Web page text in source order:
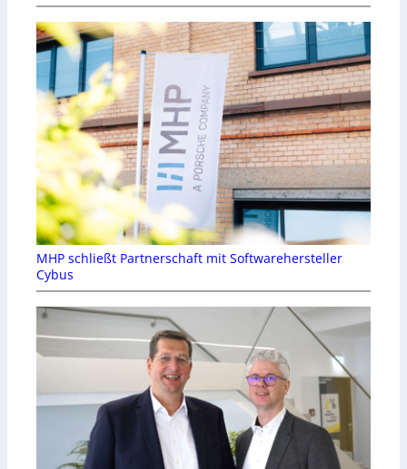
MHP schließt Partnerschaft mit Softwarehersteller
Cybus